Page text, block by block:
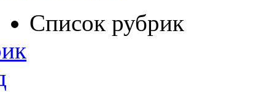
Список рубрик